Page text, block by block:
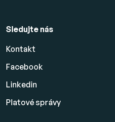
Sledujte nás
Kontakt
Facebook
Linkedin
Platovésprávy